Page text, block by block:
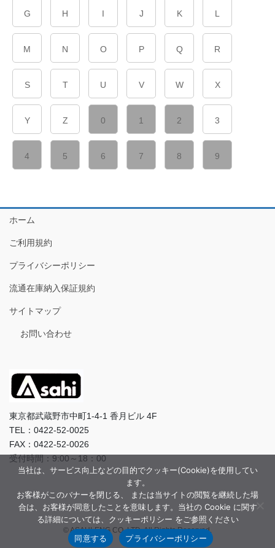
G H I J K L
M N O P Q R
S T U V W X
Y Z 0 1 2 3
4 5 6 7 8 9
ホーム
ご利用規約
プライバシーポリシー
流通在庫納入保証規約
サイトマップ
お問い合わせ
東京都武蔵野市中町1-4-1 香月ビル 4F
TEL：0422-52-0025
FAX：0422-52-0026
受付時間：9:00～18：00
© ASAHI-ENG CO.,LTD. All Rights Reserved.
当社は、サービス向上などの目的でクッキー(Cookie)を使用してい
ます。
お客様がこのバナーを閉じる、 または当サイトの閲覧を継続した場
合は、お客様が同意したことを意味します。当社の Cookie に関す
る詳細については、クッキーポリシー をご参照ください
同意する
プライバシーポリシー